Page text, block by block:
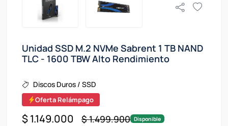
Unidad SSD M.2 NVMe Sabrent 1 TB NAND
TLC - 1600 TBW Alto Rendimiento
Discos Duros / SSD
Oferta Relámpago
$ 1.149.000 $ 1.499.900 Disponible